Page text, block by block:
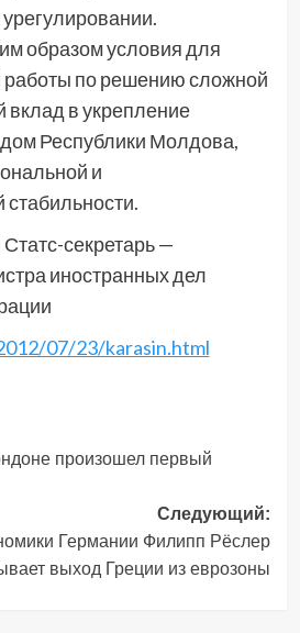
образом условия для
работы по решению сложной
в укрепление
Республики Молдова,
и
секретарь —
иностранных дел
07/23/karasin.html
произошел первый
Следующий:
Германии Филипп Рёслер
выход Греции из еврозоны